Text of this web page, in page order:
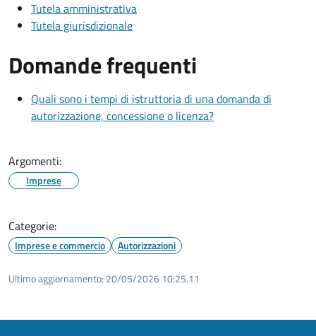
Tutela amministrativa
Tutela giurisdizionale
Domande frequenti
Quali sono i tempi di istruttoria di una domanda di
autorizzazione, concessione o licenza?
Argomenti:
Imprese
Categorie:
Imprese e commercio Autorizzazioni
Ultimo aggiornamento: 20/05/2026 10:25.11